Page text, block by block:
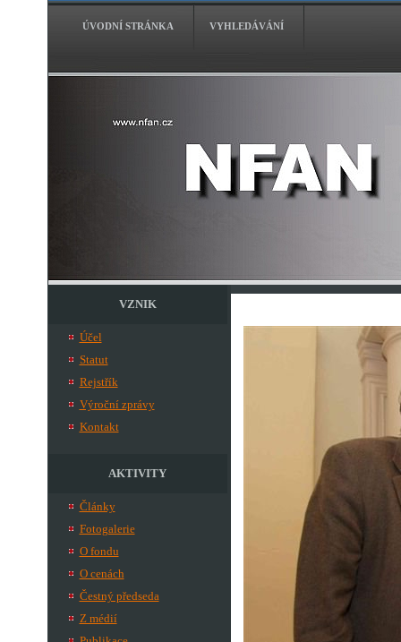
ÚVODNÍ STRÁNKA VYHLEDÁVÁNÍ
VZNIK
Účel
Statut
Rejstřík
Výroční zprávy
Kontakt
AKTIVITY
Články
Fotogalerie
O fondu
O cenách
Čestný předseda
Z médií